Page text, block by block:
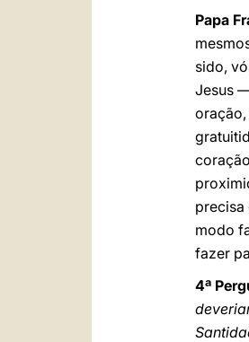
Papa
sido,
Jesus
oração,
precisa
modo
fazer
4ª